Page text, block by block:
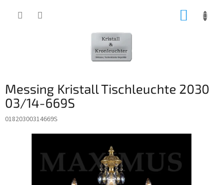
Messing Kristall Tischleuchte 2030
03/14-669S
01820300314669S